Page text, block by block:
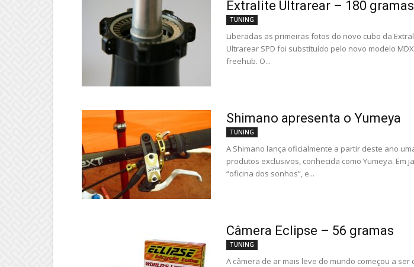
Extralite Ultrarear – 180 gramas
TUNING
Liberadas as primeiras fotos do novo cubo da
Ultrarear SPD foi substituído pelo novo modelo
freehub. O...
Shimano apresenta o Yumeya
TUNING
A Shimano lança oficialmente a partir deste ano
produtos exclusivos, conhecida como Yumeya. Em
“oficina dos sonhos”, e...
Câmera Eclipse – 56 gramas
TUNING
A câmera de ar mais leve do mundo começou a ser